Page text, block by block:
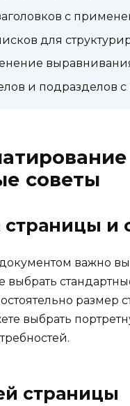
с
для
и подразделов
советы
и
важно
размер
выбрать
страницы